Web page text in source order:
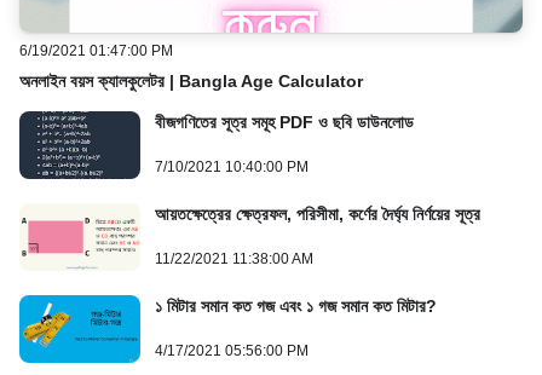
অনলাইন বয়স ক্যালকুলেটর | Bangla Age Calculator
6/19/2021 01:47:00 PM
বীজগণিতের সূত্র সমূহ PDF ও ছবি ডাউনলোড
7/10/2021 10:40:00 PM
আয়তক্ষেত্রের ক্ষেত্রফল, পরিসীমা, কর্ণের দৈর্ঘ্য নির্ণয়ের সূত্র
11/22/2021 11:38:00 AM
১ মিটার সমান কত গজ এবং ১ গজ সমান কত মিটার?
4/17/2021 05:56:00 PM